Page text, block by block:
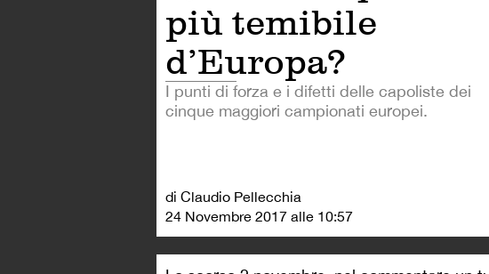
più temibile
d’Europa?
I punti di forza e i difetti delle capoliste dei
cinque maggiori campionati europei.
di Claudio Pellecchia
24 Novembre 2017 alle 10:57